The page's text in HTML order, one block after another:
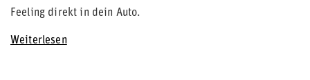
Feeling direkt in dein Auto.
Weiterlesen